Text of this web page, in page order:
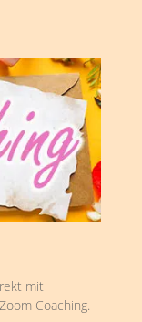
mit
Coaching.